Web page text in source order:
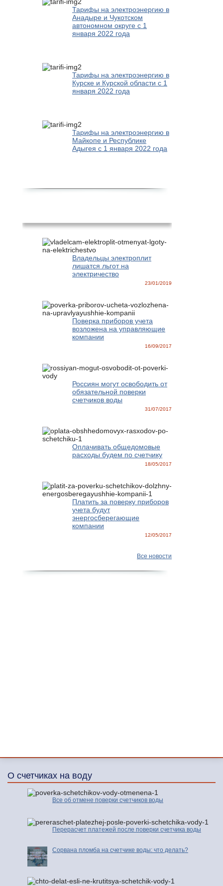
Тарифы на электроэнергию в
Анадыре и Чукотском
автономном округе с 1
января 2022 года
Тарифы на электроэнергию в
Курске и Курской области с 1
января 2022 года
Тарифы на электроэнергию в
Майкопе и Республике
Адыгея с 1 января 2022 года
Владельцы электроплит
лишатся льгот на
электричество
23/01/2019
Поверка приборов учета
возложена на управляющие
компании
16/09/2017
Россиян могут освободить от
обязательной поверки
счетчиков воды
31/07/2017
Оплачивать общедомовые
расходы будем по счетчику
18/05/2017
Платить за поверку приборов
учета будут
энергосберегающие
компании
12/05/2017
Все новости
О счетчиках на воду
Все об отмене поверки счетчиков воды
Перерасчет платежей после поверки счетчика воды
Сорвана пломба на счетчике воды: что делать?